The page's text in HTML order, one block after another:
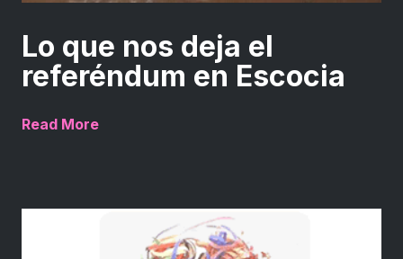
Lo que nos deja el
referéndum en Escocia
Read More